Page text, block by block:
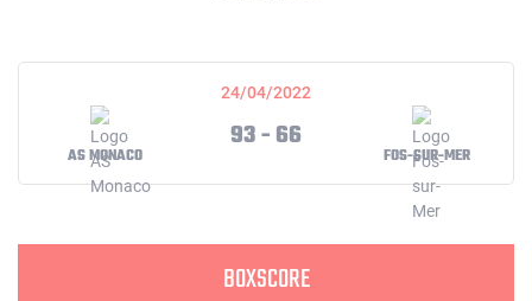
24/04/2022
AS MONACO
93 - 66
FOS-SUR-MER
BOXSCORE